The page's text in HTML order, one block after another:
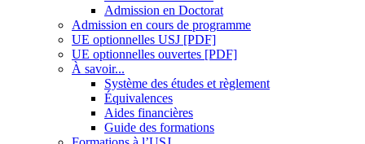
Admission en Doctorat
Admission en cours de programme
UE optionnelles USJ [PDF]
UE optionnelles ouvertes [PDF]
À savoir...
Système des études et règlement
Équivalences
Aides financières
Guide des formations